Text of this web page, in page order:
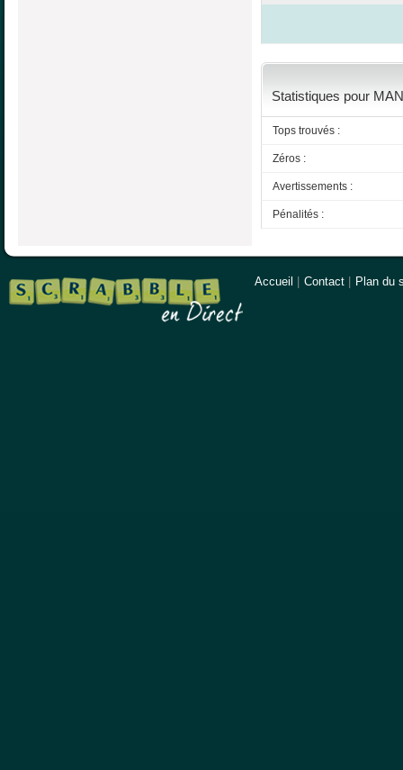
Statistiques pour
Tops trouvés :
Zéros :
Avertissements :
Pénalités :
Accueil Contact Plan du